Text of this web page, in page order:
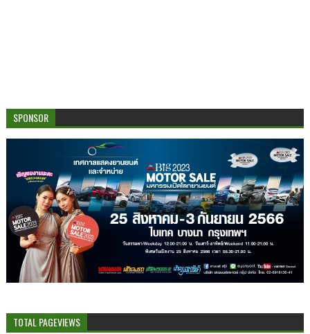
SPONSOR
TOTAL PAGEVIEWS